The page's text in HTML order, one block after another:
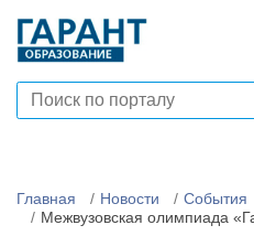
Главная Новости
События
Межвузовская олимпиада